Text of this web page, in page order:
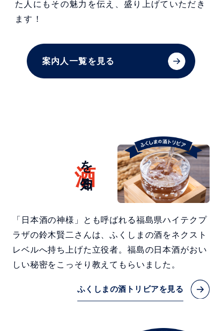
た人にも その魅力を伝え、盛り上げていただき
ます！
案内人一覧を見る
を知る
「日本酒の神様」とも呼ばれる福島県ハイテクプ
ラザの鈴木賢二さんは、ふくしまの酒をネクスト
レベルへ持ち上げた立役者。福島の日本酒がおい
しい秘密をこっそり教えてもらいました。
ふくしまの酒トリビアを見る